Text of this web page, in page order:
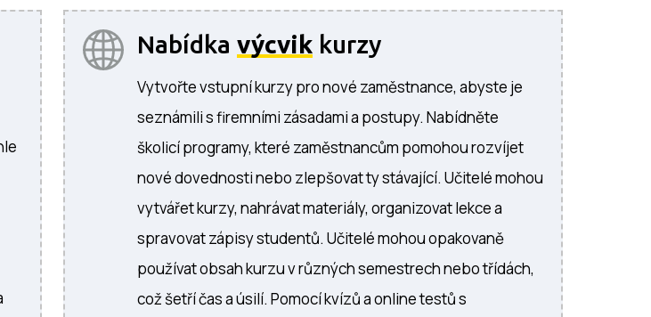
Nabídka výcvik kurzy
Vytvořte vstupní kurzy pro nové zaměstnance, abyste je
seznámili s firemními zásadami a postupy. Nabídněte
školicí programy, které zaměstnancům pomohou rozvíjet
nové dovednosti nebo zlepšovat ty stávající. Učitelé mohou
vytvářet kurzy, nahrávat materiály, organizovat lekce a
spravovat zápisy studentů. Učitelé mohou opakovaně
používat obsah kurzu v různých semestrech nebo třídách,
což šetří čas a úsilí. Pomocí kvízů a online testů s